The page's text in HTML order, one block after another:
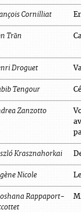
Cornilliat
Trần
Droguet
Tengour
Zanzotto
Krasznahorkai
Nicole
Rappaport-